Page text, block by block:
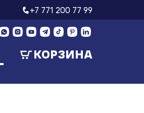
+7 771 200 77 99
КОРЗИНА